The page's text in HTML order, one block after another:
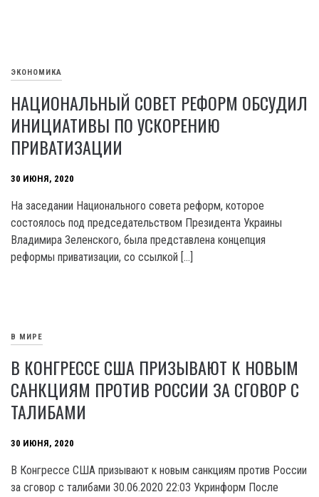
ЭКОНОМИКА
НАЦИОНАЛЬНЫЙ СОВЕТ РЕФОРМ ОБСУДИЛ
ИНИЦИАТИВЫ ПО УСКОРЕНИЮ
ПРИВАТИЗАЦИИ
30 ИЮНЯ, 2020
На заседании Национального совета реформ, которое
состоялось под председательством Президента Украины
Владимира Зеленского, была представлена концепция
реформы приватизации, со ссылкой […]
В МИРЕ
В КОНГРЕССЕ США ПРИЗЫВАЮТ К НОВЫМ
САНКЦИЯМ ПРОТИВ РОССИИ ЗА СГОВОР С
ТАЛИБАМИ
30 ИЮНЯ, 2020
В Конгрессе США призывают к новым санкциям против России
за сговор с талибами 30.06.2020 22:03 Укринформ После